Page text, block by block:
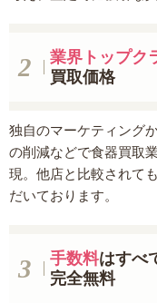
業界トップク
買取価格
独自のマーケティング
の削減などで食器買取
現。他店と比較されて
だいております。
手数料はすべ
完全無料